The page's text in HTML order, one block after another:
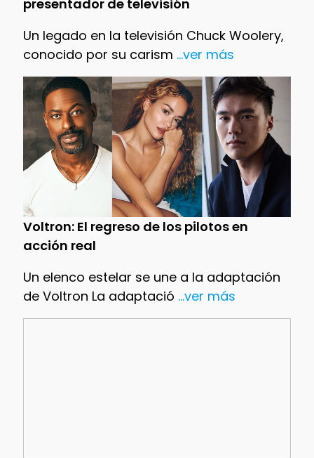
presentador de televisión
Un legado en la televisión Chuck Woolery,
conocido por su carism ...ver más
Voltron: El regreso de los pilotos en
acción real
Un elenco estelar se une a la adaptación
de Voltron La adaptació ...ver más